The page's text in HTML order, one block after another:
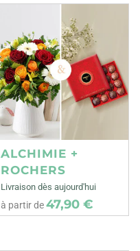
ALCHIMIE +
ROCHERS
Livraison dès aujourd'hui
à partir de47,90 €